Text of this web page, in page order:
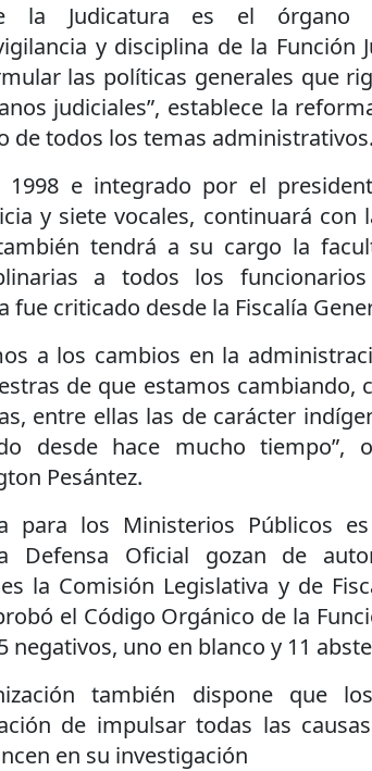
la Judicatura es el órgano
y disciplina de la Función
las políticas generales que
judiciales”, establece la
de todos los temas administrativos.
1998 e integrado por el
y siete vocales, continuará con
tendrá a su cargo la
a todos los
fue criticado desde la Fiscalía
a los cambios en la
de que estamos cambiando,
entre ellas las de carácter
desde hace mucho tiempo”,
Pesántez.
para los Ministerios Públicos
Defensa Oficial gozan de
la Comisión Legislativa y de
el Código Orgánico de la
negativos, uno en blanco y 11
también dispone que
de impulsar todas las
en su investigación